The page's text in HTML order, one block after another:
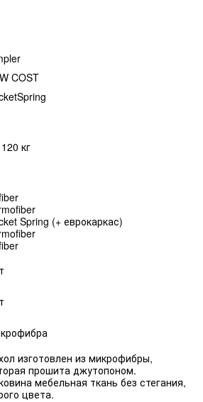
COST
кг
Spring (+ еврокаркас)
изготовлен из микрофибры,
прошита джутопоном.
мебельная ткань без стегания,
цвета.